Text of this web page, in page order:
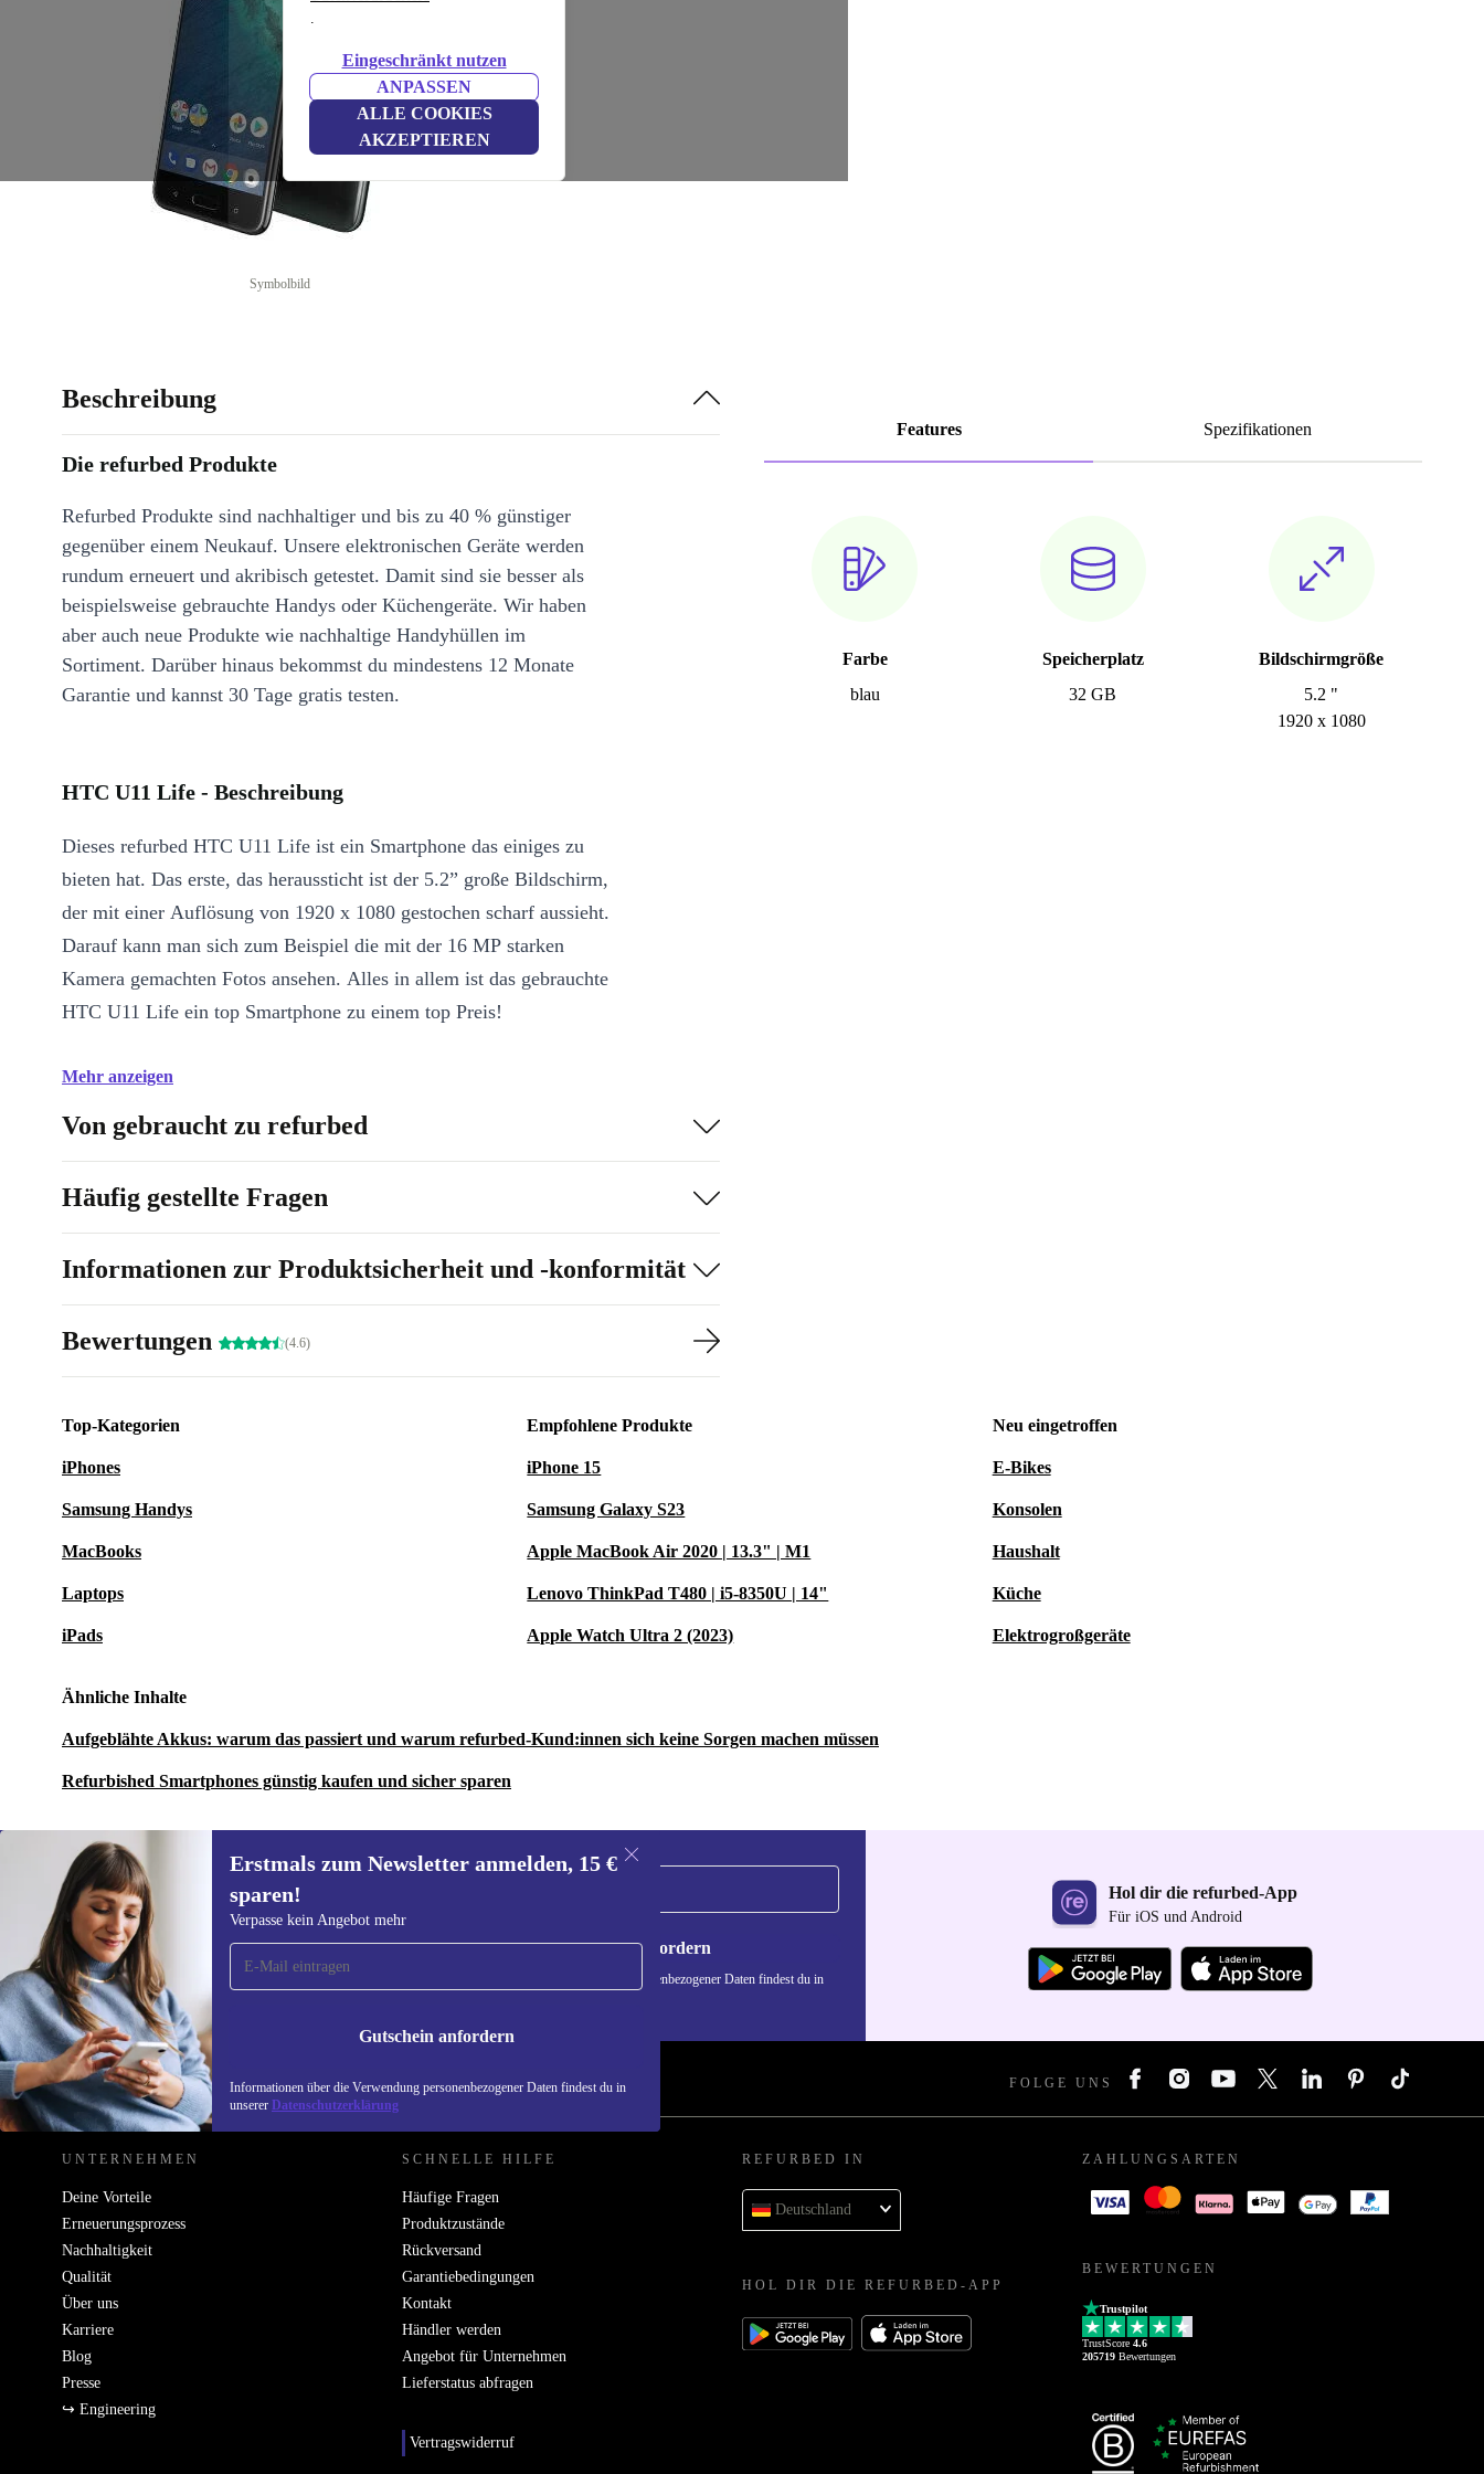
.
Eingeschränkt nutzen
ANPASSEN
ALLE COOKIES
AKZEPTIEREN
Symbolbild
Features Spezifikationen
Farbe
blau
Speicherplatz
32 GB
Bildschirmgröße
5.2 "
1920 x 1080
Beschreibung
Die refurbed Produkte
Refurbed Produkte sind nachhaltiger und bis zu 40 % günstiger
gegenüber einem Neukauf. Unsere elektronischen Geräte werden
rundum erneuert und akribisch getestet. Damit sind sie besser als
beispielsweise gebrauchte Handys oder Küchengeräte. Wir haben
aber auch neue Produkte wie nachhaltige Handyhüllen im
Sortiment. Darüber hinaus bekommst du mindestens 12 Monate
Garantie und kannst 30 Tage gratis testen.
HTC U11 Life - Beschreibung
Dieses refurbed HTC U11 Life ist ein Smartphone das einiges zu
bieten hat. Das erste, das heraussticht ist der 5.2” große Bildschirm,
der mit einer Auflösung von 1920 x 1080 gestochen scharf aussieht.
Darauf kann man sich zum Beispiel die mit der 16 MP starken
Kamera gemachten Fotos ansehen. Alles in allem ist das gebrauchte
HTC U11 Life ein top Smartphone zu einem top Preis!
Mehr anzeigen
Von gebraucht zu refurbed
Häufig gestellte Fragen
Informationen zur Produktsicherheit und -konformität
Bewertungen (4.6)
Top-Kategorien
iPhones
Samsung Handys
MacBooks
Laptops
iPads
Empfohlene Produkte
iPhone 15
Samsung Galaxy S23
Apple MacBook Air 2020 | 13.3" | M1
Lenovo ThinkPad T480 | i5-8350U | 14"
Apple Watch Ultra 2 (2023)
Neu eingetroffen
E-Bikes
Konsolen
Haushalt
Küche
Elektrogroßgeräte
Ähnliche Inhalte
Aufgeblähte Akkus: warum das passiert und warum refurbed-Kund:innen sich keine Sorgen machen müssen
Refurbished Smartphones günstig kaufen und sicher sparen
Erstmals zum Newsletter anmelden, 15 €
sparen!
Verpasse kein Angebot mehr
Gutschein anfordern
Informationen über die Verwendung personenbezogener Daten findest du in
unserer Datenschutzerklärung
Erstmals zum Newsletter
anmelden, 15 € sparen!
Verpasse kein Angebot mehr.
Gutschein anfordern
Informationen über die Verwendung personenbezogener Daten findest du in
Hol dir die refurbed-App
Für iOS und Android
REFURBED DEUTSCHLAND - RETHINK NEW. FOLGE UNS
UNTERNEHMEN
Deine Vorteile
Erneuerungsprozess
Nachhaltigkeit
Qualität
Über uns
Karriere
Blog
Presse
↪ Engineering
SCHNELLE HILFE
Häufige Fragen
Produktzustände
Rückversand
Garantiebedingungen
Kontakt
Händler werden
Angebot für Unternehmen
Lieferstatus abfragen
Vertragswiderruf
REFURBED IN
Deutschland
HOL DIR DIE REFURBED-APP
ZAHLUNGSARTEN
BEWERTUNGEN
Trustpilot
TrustScore 4.6
205719 Bewertungen